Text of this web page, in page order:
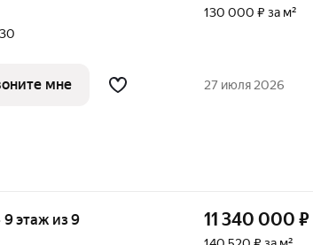
130 000 ₽ за м²
мне 27 июля 2026
9 этаж из 9 11 340 000 ₽